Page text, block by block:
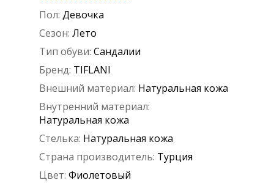
Пол: Девочка
Сезон: Лето
Тип обуви: Сандалии
Бренд: TIFLANI
Внешний материал: Натуральная кожа
Внутренний материал:
Натуральная кожа
Стелька: Натуральная кожа
Страна производитель: Турция
Цвет: Фиолетовый